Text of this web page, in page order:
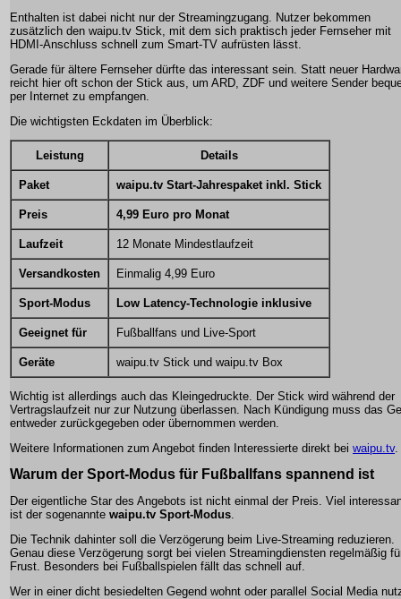
Enthalten ist dabei nicht nur der Streamingzugang. Nutzer bekommen
zusätzlich den waipu.tv Stick, mit dem sich praktisch jeder Fernseher mit
HDMI-Anschluss schnell zum Smart-TV aufrüsten lässt.
Gerade für ältere Fernseher dürfte das interessant sein. Statt neuer
reicht hier oft schon der Stick aus, um ARD, ZDF und weitere Sender
per Internet zu empfangen.
Die wichtigsten Eckdaten im Überblick:
Leistung Details
Paket waipu.tv Start-Jahrespaket inkl. Stick
Preis 4,99 Euro pro Monat
Laufzeit 12 Monate Mindestlaufzeit
Versandkosten Einmalig 4,99 Euro
Sport-Modus Low Latency-Technologie inklusive
Geeignet für Fußballfans und Live-Sport
Geräte waipu.tv Stick und waipu.tv Box
Wichtig ist allerdings auch das Kleingedruckte. Der Stick wird während der
Vertragslaufzeit nur zur Nutzung überlassen. Nach Kündigung muss das
entweder zurückgegeben oder übernommen werden.
Weitere Informationen zum Angebot finden Interessierte direkt bei waipu.tv.
Warum der Sport-Modus für Fußballfans spannend ist
Der eigentliche Star des Angebots ist nicht einmal der Preis. Viel
ist der sogenannte waipu.tv Sport-Modus
Die Technik dahinter soll die Verzögerung beim Live-Streaming reduzieren.
Genau diese Verzögerung sorgt bei vielen Streamingdiensten regelmäßig
Frust. Besonders bei Fußballspielen fällt das schnell auf.
Wer in einer dicht besiedelten Gegend wohnt oder parallel Social Media